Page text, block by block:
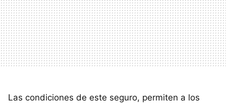
Las condiciones de este seguro, permiten a los